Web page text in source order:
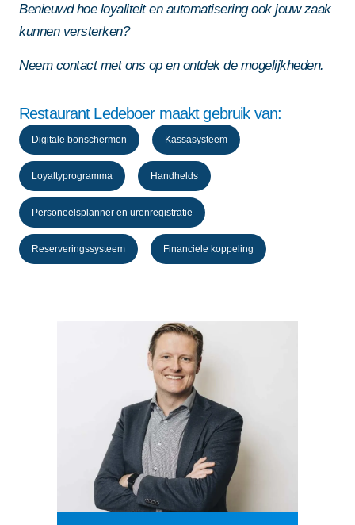
Benieuwd hoe loyaliteit en automatisering ook jouw zaak
kunnen versterken?
Neem contact met ons op en ontdek de mogelijkheden.
Restaurant Ledeboer maakt gebruik van:
Digitale bonschermen Kassasysteem
Loyaltyprogramma Handhelds
Personeelsplanner en urenregistratie
Reserveringssysteem Financiele koppeling